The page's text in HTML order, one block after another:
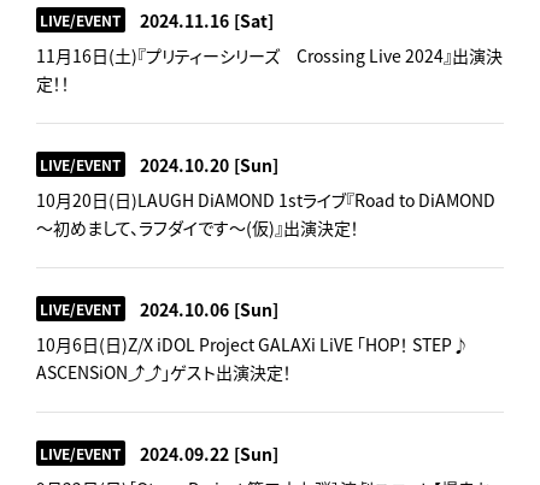
LIVE/EVENT 2024.11.16 [Sat]
11月16日(土)『プリティーシリーズ Crossing Live 2024』出演決
定！！
LIVE/EVENT 2024.10.20 [Sun]
10月20日(日)LAUGH DiAMOND 1stライブ『Road to DiAMOND
～初めまして、ラフダイです～(仮)』出演決定！
LIVE/EVENT 2024.10.06 [Sun]
10月6日(日)Z/X iDOL Project GALAXi LiVE 「HOP！ STEP♪
ASCENSiON⤴︎⤴︎」ゲスト出演決定！
LIVE/EVENT 2024.09.22 [Sun]